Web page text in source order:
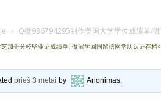
› Q微936794295制作美国大学学位成绩单/
加哥分校毕业证成绩单 做留学回国留信网学历认证存档
prieš 3 metai by Anonimas.